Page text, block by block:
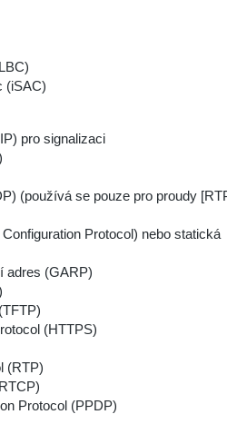
(iSAC)
pro signalizaci
(používá se pouze pro proudy
Protocol) nebo statická
adres (GARP)
(HTTPS)
(RTP)
Protocol (PPDP)